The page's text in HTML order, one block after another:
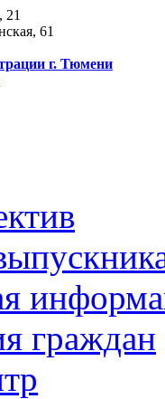
21
61
г. Тюмени
граждан